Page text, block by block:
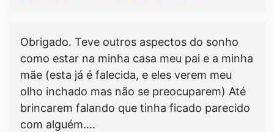
Obrigado. Teve outros aspectos do sonho
como estar na minha casa meu pai e a minha
mãe (esta já é falecida, e eles verem meu
olho inchado mas não se preocuparem) Até
brincarem falando que tinha ficado parecido
com alguém....